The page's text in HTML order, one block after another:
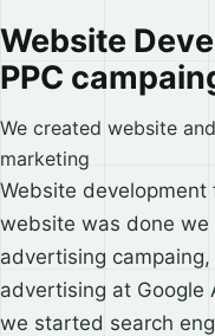
Website
PPC
We created website
marketing
Website
website was done
advertising
advertising at Google
we started search